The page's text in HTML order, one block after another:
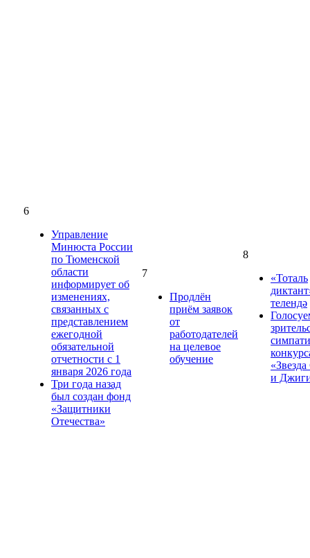
6
Управление
Минюста России
по Тюменской
области
информирует об
изменениях,
связанных с
представлением
ежегодной
обязательной
отчетности с 1
января 2026 года
Три года назад
был создан фонд
«Защитники
Отечества»
7
Продлён
приём заявок
от
работодателей
на целевое
обучение
8
«Тоталь
телендә
и